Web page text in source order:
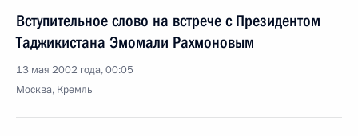
Вступительное слово на встрече с Президентом
Таджикистана Эмомали Рахмоновым
13 мая 2002 года, 00:05
Москва, Кремль